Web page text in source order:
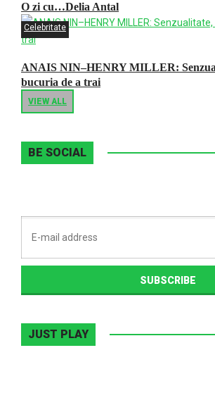
O zi cu…Delia Antal
Celebritate
ANAIS NIN–HENRY MILLER:
bucuria de a trai
VIEW ALL
BE SOCIAL
JUST PLAY